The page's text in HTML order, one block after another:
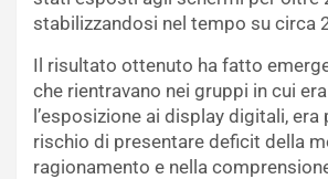
stabilizzandosi nel tempo su circa
Il risultato ottenuto ha fatto
che rientravano nei gruppi in cui
l’esposizione ai display digitali, era
rischio di presentare deficit della
ragionamento e nella